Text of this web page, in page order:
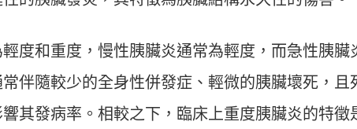
度和重度，慢性胰臟炎通常為輕度，而急性胰臟
伴隨較少的全身性併發症、輕微的胰臟壞死，且
其發病率。相較之下，臨床上重度胰臟炎的特徵